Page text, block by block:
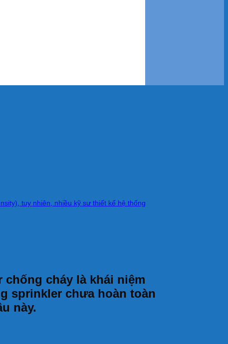
tuy nhiên, nhiều kỹ sư thiết kế hệ thống
cháy là khái niệm
sprinkler chưa hoàn toàn
này.